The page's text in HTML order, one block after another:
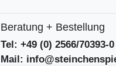
Beratung + Bestellung
Tel: +49 (0) 2566/70393-0
Mail: